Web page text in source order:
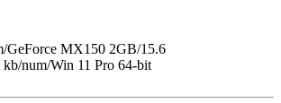
GeForce MX150 2GB/15.6
num/Win 11 Pro 64-bit